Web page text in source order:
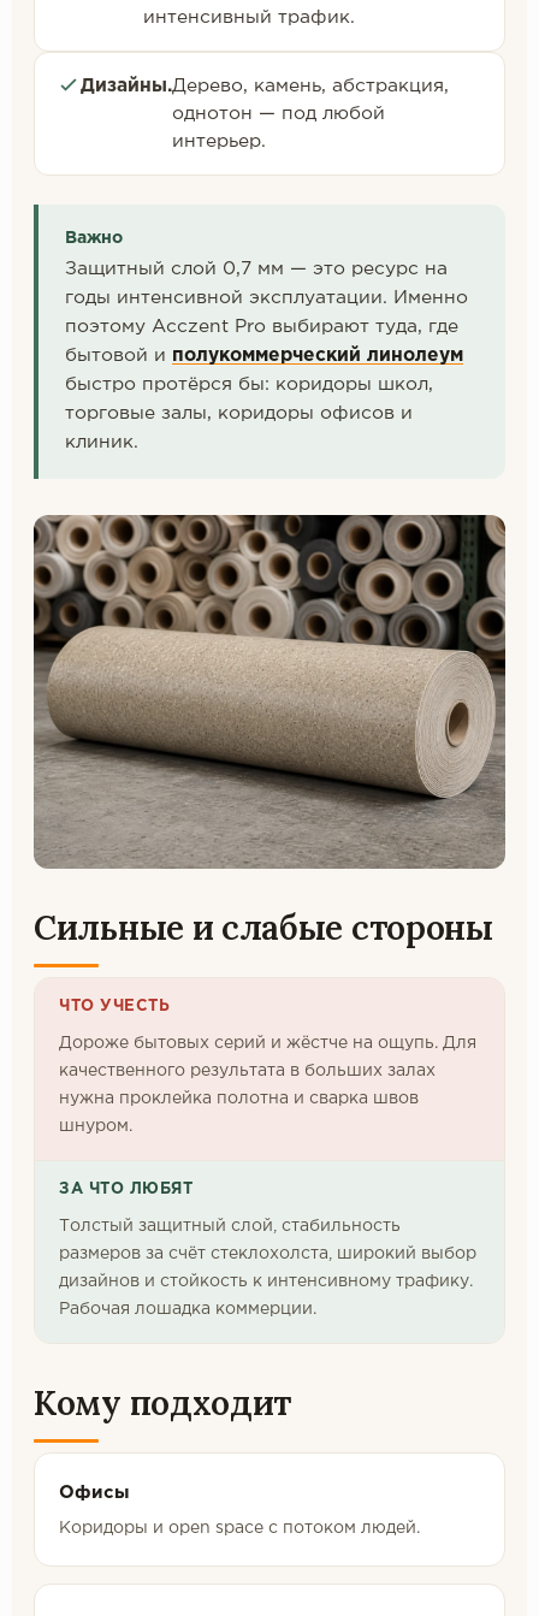
интенсивный трафик.
Дизайны.Дерево, камень, абстракция,
однотон — под любой
интерьер.
Важно
Защитный слой 0,7 мм — это ресурс на
годы интенсивной эксплуатации. Именно
поэтому Acczent Pro выбирают туда, где
бытовой и
полукоммерческий линолеум
быстро протёрся бы: коридоры школ,
торговые залы, коридоры офисов и
клиник.
Сильные и слабые стороны
ЧТО УЧЕСТЬ
Дороже бытовых серий и жёстче на ощупь. Для
качественного результата в больших залах
нужна проклейка полотна и сварка швов
шнуром.
ЗА ЧТО ЛЮБЯТ
Толстый защитный слой, стабильность
размеров за счёт стеклохолста, широкий выбор
дизайнов и стойкость к интенсивному трафику.
Рабочая лошадка коммерции.
Кому подходит
Офисы
Коридоры и open space с потоком людей.